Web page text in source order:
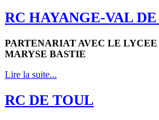
RC HAYANGE-VAL
PARTENARIAT AVEC LE LYCEE
MARYSE BASTIE
Lire la suite...
RC DE TOUL